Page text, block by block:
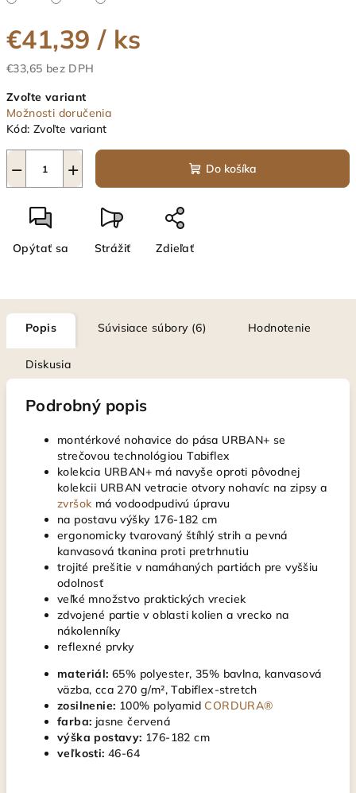
€41,39 / ks
€33,65 bez DPH
cena:
Zvoľte variant
Možnosti doručenia
Kód: Zvoľte variant
+
− Do košíka
Opýtať sa Strážiť Zdieľať
Popis Súvisiace súbory (6) Hodnotenie
Diskusia
Podrobný popis
montérkové nohavice do pása URBAN+ se
strečovou technológiou Tabiflex
kolekcia URBAN+ má navyše oproti pôvodnej
kolekcii URBAN vetracie otvory nohavíc na zipsy a
zvršok má vodoodpudivú úpravu
na postavu výšky 176-182 cm
ergonomicky tvarovaný štíhlý strih a pevná
kanvasová tkanina proti pretrhnutiu
trojité prešitie v namáhaných partiách pre vyššiu
odolnosť
veľké množstvo praktických vreciek
zdvojené partie v oblasti kolien a vrecko na
nákolenníky
reflexné prvky
materiál: 65% polyester, 35% bavlna, kanvasová
väzba, cca 270 g/m², Tabiflex-stretch
zosilnenie: 100% polyamid CORDURA®
farba: jasne červená
výška postavy: 176-182 cm
veľkosti: 46-64